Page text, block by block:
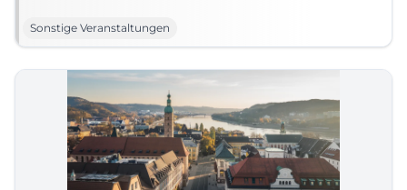
Sonstige Veranstaltungen